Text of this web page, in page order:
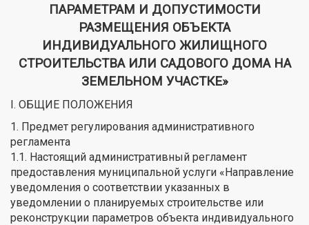
ПАРАМЕТРАМ И ДОПУСТИМОСТИ
РАЗМЕЩЕНИЯ ОБЪЕКТА
ИНДИВИДУАЛЬНОГО ЖИЛИЩНОГО
СТРОИТЕЛЬСТВА ИЛИ САДОВОГО ДОМА НА
ЗЕМЕЛЬНОМ УЧАСТКЕ»
I. ОБЩИЕ ПОЛОЖЕНИЯ
1. Предмет регулирования административного
регламента
1.1. Настоящий административный регламент
предоставления муниципальной услуги «Направление
уведомления о соответствии указанных в
уведомлении о планируемых строительстве или
реконструкции параметров объекта индивидуального